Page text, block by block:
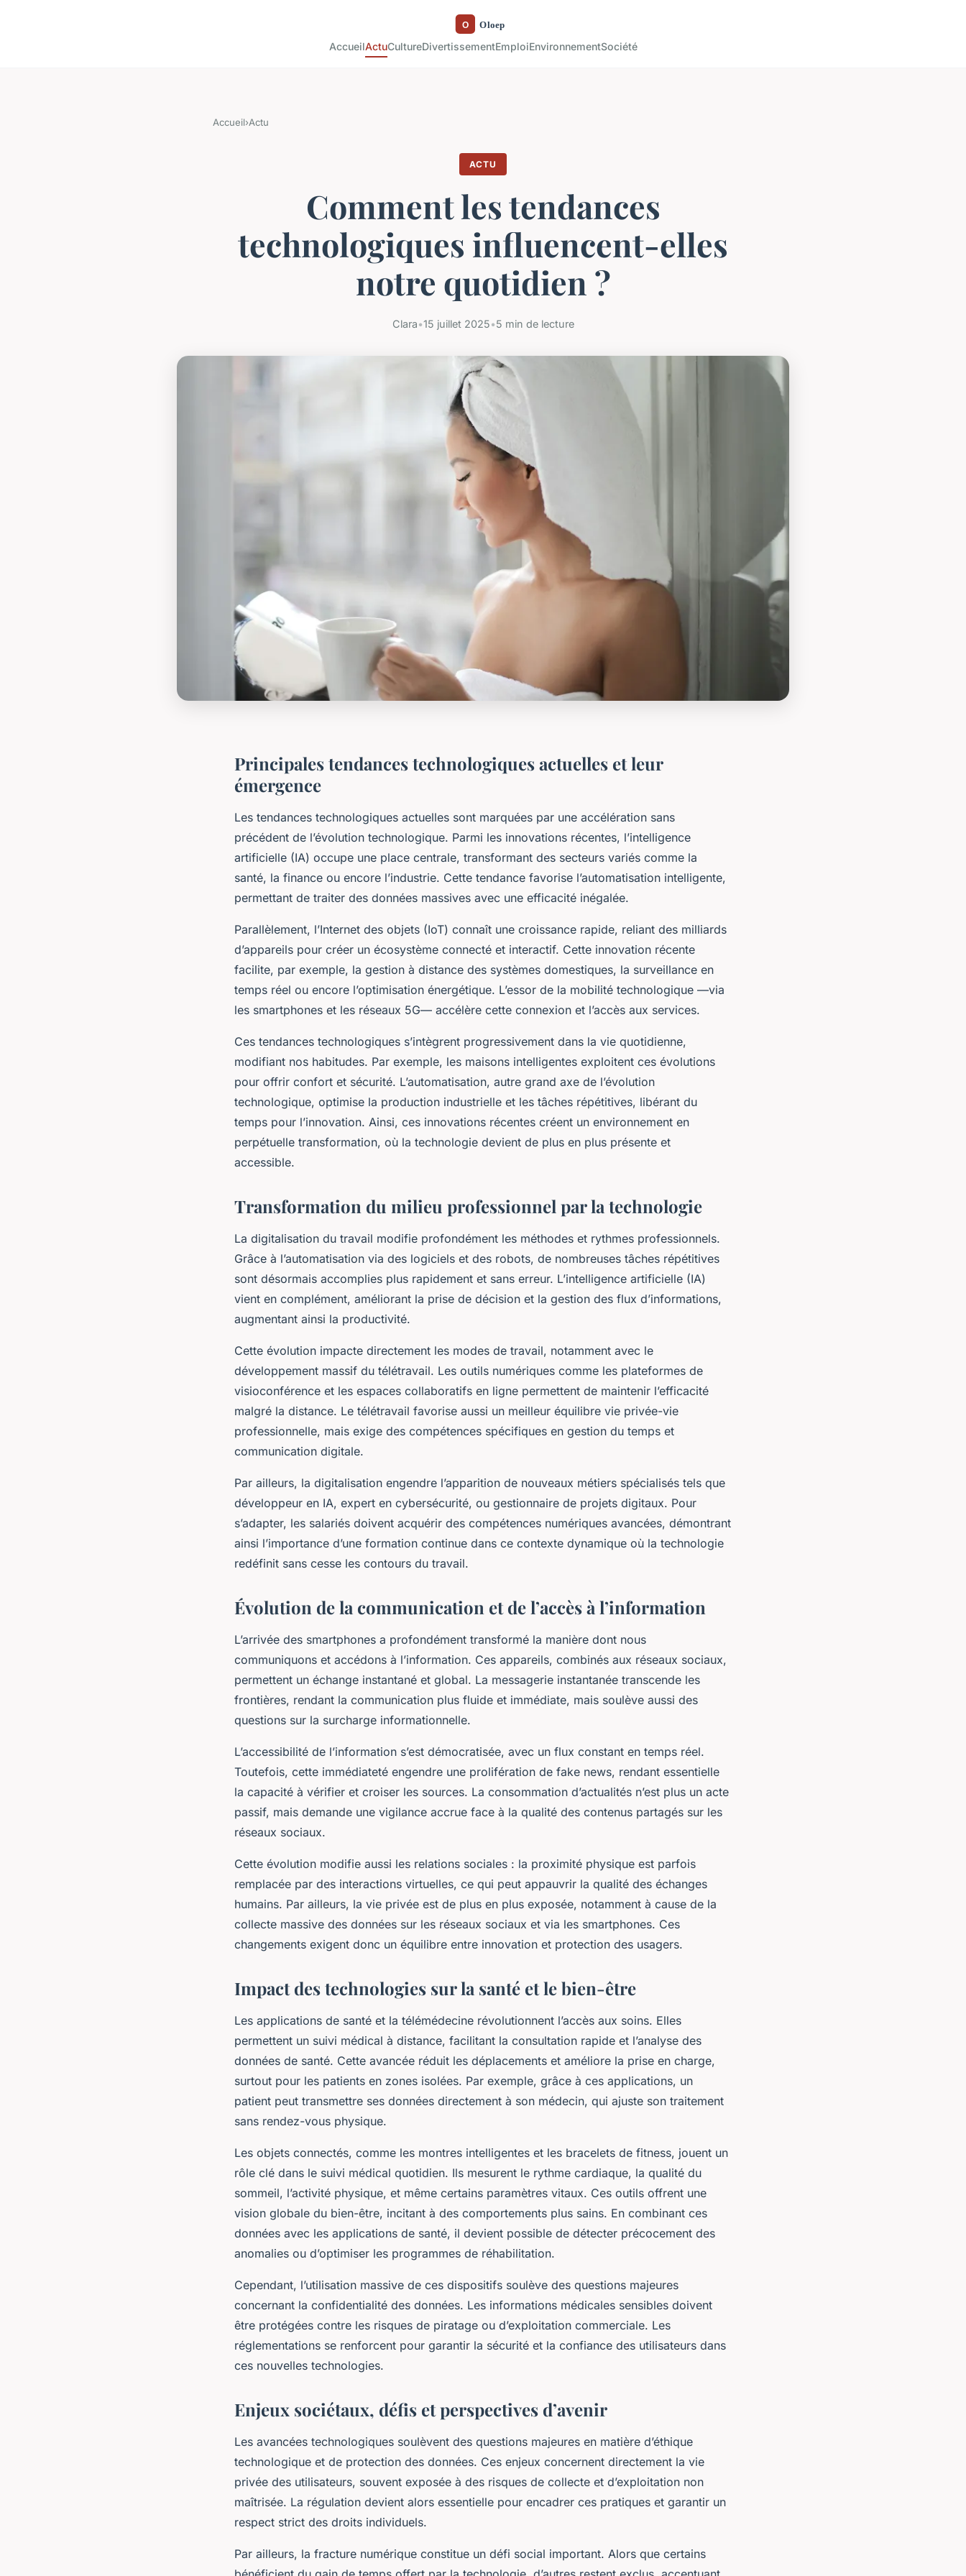
AccueilActuCultureDivertissementEmploiEnvironnementSociété
Accueil›Actu
ACTU
Comment les tendances
technologiques influencent-elles
notre quotidien ?
Clara•15 juillet 2025•5 min de lecture
Principales tendances technologiques actuelles et leur
émergence
Les tendances technologiques actuelles sont marquées par une accélération sans
précédent de l’évolution technologique. Parmi les innovations récentes, l’intelligence
artificielle (IA) occupe une place centrale, transformant des secteurs variés comme la
santé, la finance ou encore l’industrie. Cette tendance favorise l’automatisation intelligente,
permettant de traiter des données massives avec une efficacité inégalée.
Parallèlement, l’Internet des objets (IoT) connaît une croissance rapide, reliant des milliards
d’appareils pour créer un écosystème connecté et interactif. Cette innovation récente
facilite, par exemple, la gestion à distance des systèmes domestiques, la surveillance en
temps réel ou encore l’optimisation énergétique. L’essor de la mobilité technologique —via
les smartphones et les réseaux 5G— accélère cette connexion et l’accès aux services.
Ces tendances technologiques s’intègrent progressivement dans la vie quotidienne,
modifiant nos habitudes. Par exemple, les maisons intelligentes exploitent ces évolutions
pour offrir confort et sécurité. L’automatisation, autre grand axe de l’évolution
technologique, optimise la production industrielle et les tâches répétitives, libérant du
temps pour l’innovation. Ainsi, ces innovations récentes créent un environnement en
perpétuelle transformation, où la technologie devient de plus en plus présente et
accessible.
Transformation du milieu professionnel par la technologie
La digitalisation du travail modifie profondément les méthodes et rythmes professionnels.
Grâce à l’automatisation via des logiciels et des robots, de nombreuses tâches répétitives
sont désormais accomplies plus rapidement et sans erreur. L’intelligence artificielle (IA)
vient en complément, améliorant la prise de décision et la gestion des flux d’informations,
augmentant ainsi la productivité.
Cette évolution impacte directement les modes de travail, notamment avec le
développement massif du télétravail. Les outils numériques comme les plateformes de
visioconférence et les espaces collaboratifs en ligne permettent de maintenir l’efficacité
malgré la distance. Le télétravail favorise aussi un meilleur équilibre vie privée-vie
professionnelle, mais exige des compétences spécifiques en gestion du temps et
communication digitale.
Par ailleurs, la digitalisation engendre l’apparition de nouveaux métiers spécialisés tels que
développeur en IA, expert en cybersécurité, ou gestionnaire de projets digitaux. Pour
s’adapter, les salariés doivent acquérir des compétences numériques avancées, démontrant
ainsi l’importance d’une formation continue dans ce contexte dynamique où la technologie
redéfinit sans cesse les contours du travail.
Évolution de la communication et de l’accès à l’information
L’arrivée des smartphones a profondément transformé la manière dont nous
communiquons et accédons à l’information. Ces appareils, combinés aux réseaux sociaux,
permettent un échange instantané et global. La messagerie instantanée transcende les
frontières, rendant la communication plus fluide et immédiate, mais soulève aussi des
questions sur la surcharge informationnelle.
L’accessibilité de l’information s’est démocratisée, avec un flux constant en temps réel.
Toutefois, cette immédiateté engendre une prolifération de fake news, rendant essentielle
la capacité à vérifier et croiser les sources. La consommation d’actualités n’est plus un acte
passif, mais demande une vigilance accrue face à la qualité des contenus partagés sur les
réseaux sociaux.
Cette évolution modifie aussi les relations sociales : la proximité physique est parfois
remplacée par des interactions virtuelles, ce qui peut appauvrir la qualité des échanges
humains. Par ailleurs, la vie privée est de plus en plus exposée, notamment à cause de la
collecte massive des données sur les réseaux sociaux et via les smartphones. Ces
changements exigent donc un équilibre entre innovation et protection des usagers.
Impact des technologies sur la santé et le bien-être
Les applications de santé et la télémédecine révolutionnent l’accès aux soins. Elles
permettent un suivi médical à distance, facilitant la consultation rapide et l’analyse des
données de santé. Cette avancée réduit les déplacements et améliore la prise en charge,
surtout pour les patients en zones isolées. Par exemple, grâce à ces applications, un
patient peut transmettre ses données directement à son médecin, qui ajuste son traitement
sans rendez-vous physique.
Les objets connectés, comme les montres intelligentes et les bracelets de fitness, jouent un
rôle clé dans le suivi médical quotidien. Ils mesurent le rythme cardiaque, la qualité du
sommeil, l’activité physique, et même certains paramètres vitaux. Ces outils offrent une
vision globale du bien-être, incitant à des comportements plus sains. En combinant ces
données avec les applications de santé, il devient possible de détecter précocement des
anomalies ou d’optimiser les programmes de réhabilitation.
Cependant, l’utilisation massive de ces dispositifs soulève des questions majeures
concernant la confidentialité des données. Les informations médicales sensibles doivent
être protégées contre les risques de piratage ou d’exploitation commerciale. Les
réglementations se renforcent pour garantir la sécurité et la confiance des utilisateurs dans
ces nouvelles technologies.
Enjeux sociétaux, défis et perspectives d’avenir
Les avancées technologiques soulèvent des questions majeures en matière d’éthique
technologique et de protection des données. Ces enjeux concernent directement la vie
privée des utilisateurs, souvent exposée à des risques de collecte et d’exploitation non
maîtrisée. La régulation devient alors essentielle pour encadrer ces pratiques et garantir un
respect strict des droits individuels.
Par ailleurs, la fracture numérique constitue un défi social important. Alors que certains